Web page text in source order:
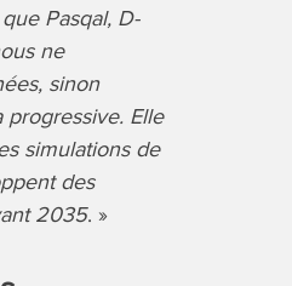
Pasqal, D-
ne
sinon
Elle
simulations de
des
2035. »